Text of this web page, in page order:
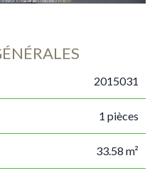
2015031
1 pièces
33.58 m²